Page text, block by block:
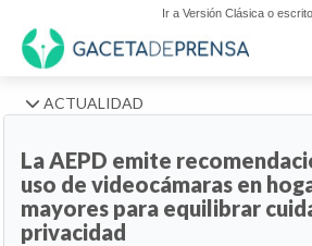
Ir a Versión Clásica o
ACTUALIDAD
La AEPD emite
uso de videocámaras en
mayores para equilibrar
privacidad